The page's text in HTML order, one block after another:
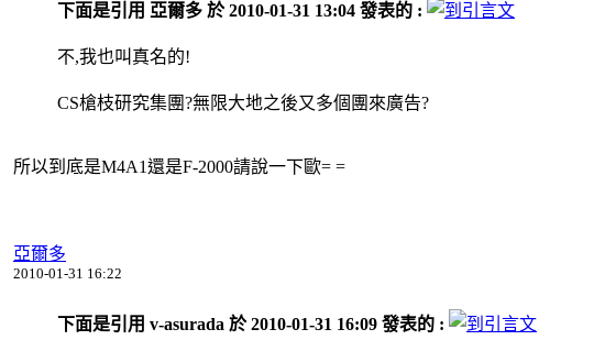
下面是引用 亞爾多 於 2010-01-31 13:04 發表的 :
不,我也叫真名的!
CS槍枝研究集團?無限大地之後又多個團來廣告?
所以到底是M4A1還是F-2000請說一下歐= =
亞爾多
2010-01-31 16:22
下面是引用 v-asurada 於 2010-01-31 16:09 發表的 :